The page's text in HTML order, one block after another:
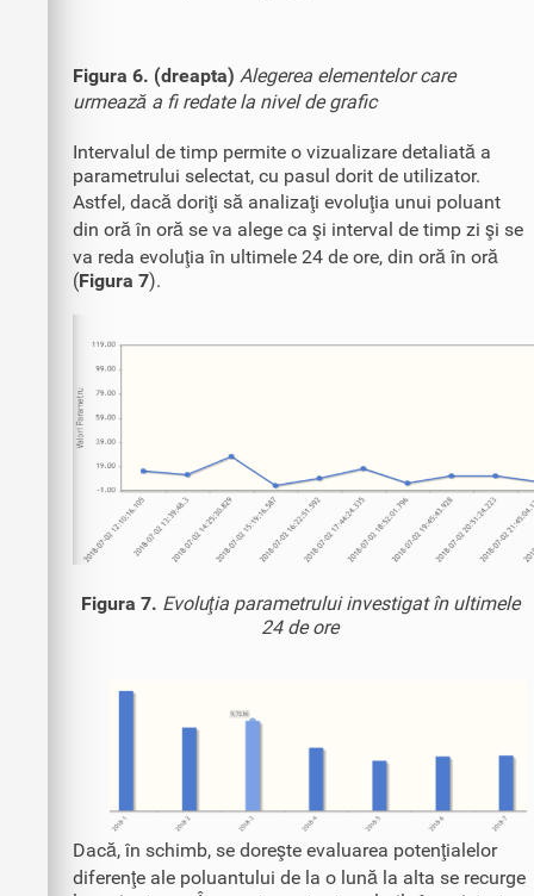
Figura 6. (dreapta) Alegerea elementelor care
urmează a fi redate la nivel de grafic
Intervalul de timp permite o vizualizare detaliată a
parametrului selectat, cu pasul dorit de utilizator.
Astfel, dacă doriţi să analizaţi evoluţia unui poluant
din oră în oră se va alege ca şi interval de timp zi şi se
va reda evoluţia în ultimele 24 de ore, din oră în oră
(Figura 7).
Figura 7. Evoluţia parametrului investigat în ultimele
24 de ore
Dacă, în schimb, se doreşte evaluarea potenţialelor
diferenţe ale poluantului de la o lună la alta se recurge